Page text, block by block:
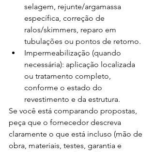
selagem, rejunte/argamassa
específica, correção de
ralos/skimmers, reparo em
tubulações ou pontos de retorno.
Impermeabilização (quando
necessária): aplicação localizada
ou tratamento completo,
conforme o estado do
revestimento e da estrutura.
Se você está comparando propostas,
peça que o fornecedor descreva
claramente o que está incluso (mão de
obra, materiais, testes, garantia e